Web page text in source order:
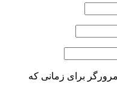
برای زمانی که